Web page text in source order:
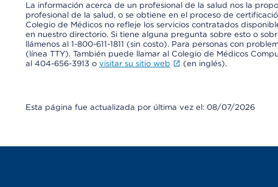
La información acerca de un profesional de la salud nos la
profesional de la salud, o se obtiene en el proceso de
Colegio de Médicos no refleje los servicios contratados
en nuestro directorio. Si tiene alguna pregunta sobre esto o
llámenos al 1-800-611-1811 (sin costo). Para personas con
(línea TTY). También puede llamar al Colegio de Médicos
al 404-656-3913 o visitar su sitio web (en inglés).
Esta página fue actualizada por última vez el: 08/07/2026